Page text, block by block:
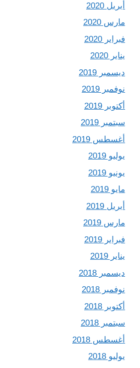
أبريل 2020
مارس 2020
فبراير 2020
يناير 2020
ديسمبر 2019
نوفمبر 2019
أكتوبر 2019
سبتمبر 2019
أغسطس 2019
يوليو 2019
يونيو 2019
مايو 2019
أبريل 2019
مارس 2019
فبراير 2019
يناير 2019
ديسمبر 2018
نوفمبر 2018
أكتوبر 2018
سبتمبر 2018
أغسطس 2018
يوليو 2018